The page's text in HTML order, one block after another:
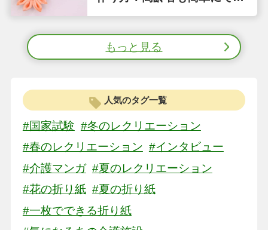
る縫わない工作①
もっと見る
人気のタグ一覧
#国家試験 #冬のレクリエーション
#春のレクリエーション #インタビュー
#介護マンガ #夏のレクリエーション
#花の折り紙 #夏の折り紙
#一枚でできる折り紙